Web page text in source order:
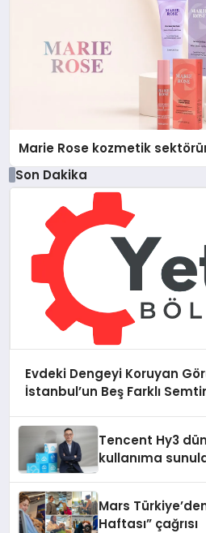
Marie Rose kozmetik
Son Dakika
Evdeki Dengeyi Koruyan
İstanbul’un Beş Farklı
Tencent Hy3
kullanıma
Mars
Haftası” çağrısı